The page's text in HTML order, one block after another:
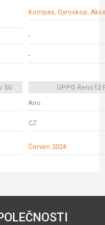
Kompas, Gyroskop,
-
-
5G
OPPO Reno12
Ano
CZ
Červen 2024